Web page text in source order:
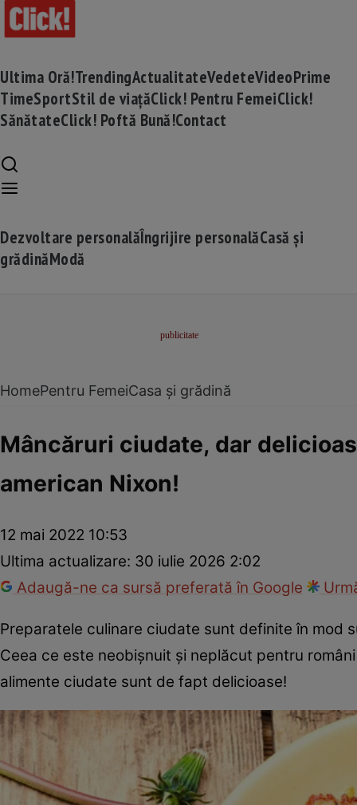
Ultima Oră!TrendingActualitateVedeteVideoPrime
TimeSportStil de viațăClick! Pentru FemeiClick!
SănătateClick! Poftă Bună!Contact
Dezvoltare personalăÎngrijire personalăCasă și
grădinăModă
HomePentru FemeiCasa și grădină
Mâncăruri ciudate, dar
american Nixon!
12 mai 2022 10:53
Ultima actualizare: 30 iulie 2026 2:02
Adaugă-ne ca sursă preferată în Google
Preparatele culinare ciudate sunt definite în mod
Ceea ce este neobişnuit şi neplăcut pentru
alimente ciudate sunt de fapt delicioase!